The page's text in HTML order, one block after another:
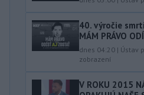
40.⁠ ⁠výročie
MÁM PRÁVO
dnes 04:20 | Ústav
zobrazení
V ROKU 2015